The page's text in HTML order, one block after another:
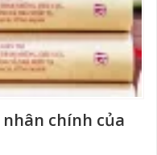
chính của